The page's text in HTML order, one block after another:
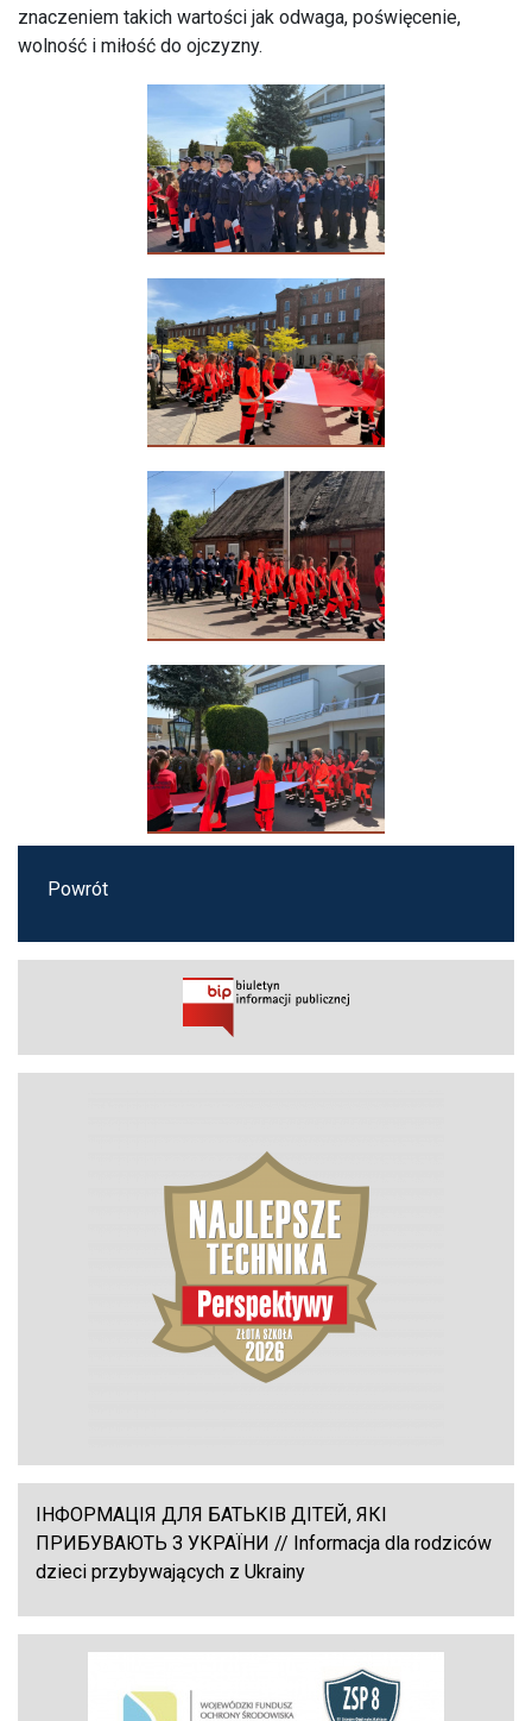
znaczeniem takich wartości jak odwaga, poświęcenie,
wolność i miłość do ojczyzny.
Powrót
ІНФОРМАЦІЯ ДЛЯ БАТЬКІВ ДІТЕЙ, ЯКІ
ПРИБУВАЮТЬ З УКРАЇНИ // Informacja dla rodziców
dzieci przybywających z Ukrainy